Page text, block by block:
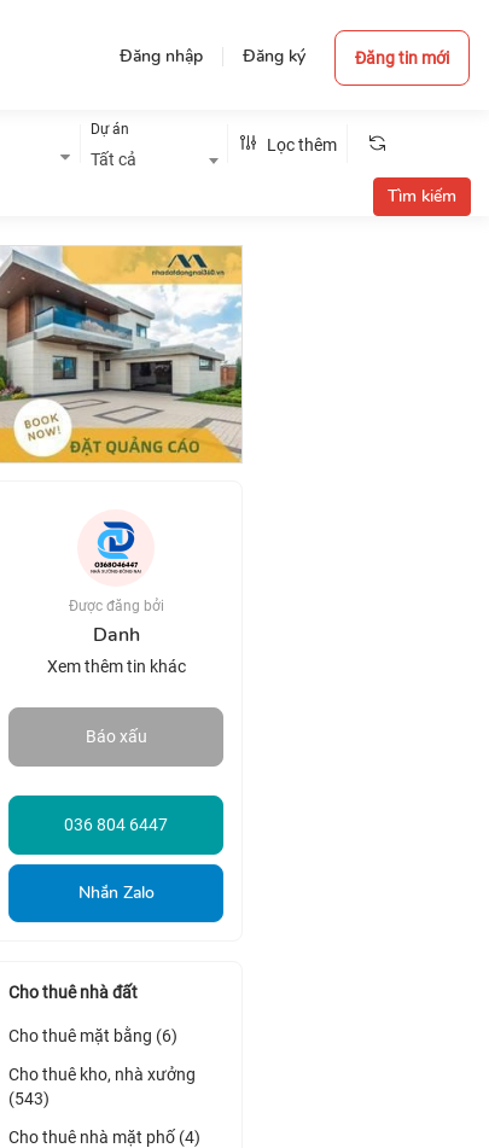
Đăng nhập Đăng ký Đăng tin mới
Dự án
Tất cả
Lọc thêm
Được đăng bởi
Danh
Xem thêm tin khác
Báo xấu
036 804 6447
Nhắn Zalo
Cho thuê nhà đất
Cho thuê mặt bằng (6)
Cho thuê kho, nhà xưởng
(543)
Cho thuê nhà mặt phố (4)